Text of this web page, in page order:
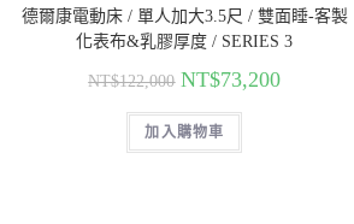
德爾康電動床 / 單人加大3.5尺 / 雙面睡-客製
化表布&乳膠厚度 / SERIES 3
NT$122,000 NT$73,200
加入購物車